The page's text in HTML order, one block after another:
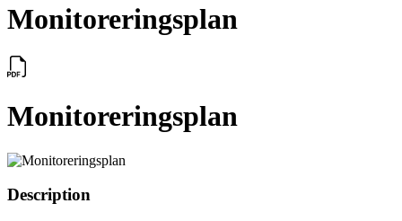
Monitoreringsplan
Monitoreringsplan
Description